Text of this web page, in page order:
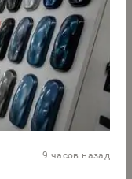
9 часов назад